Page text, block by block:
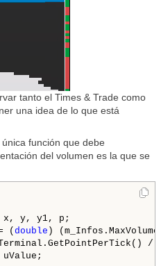
tanto el Times & Trade como
una idea de lo que está
función que debe
del volumen es la que se
p;
( double )
/